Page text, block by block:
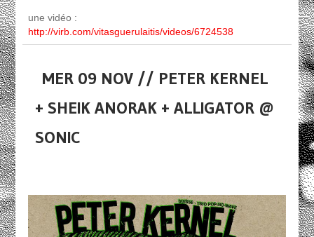
une vidéo :
http://virb.com/vitasguerulaitis/videos/6724538
MER 09 NOV // PETER KERNEL
+ SHEIK ANORAK + ALLIGATOR @
SONIC